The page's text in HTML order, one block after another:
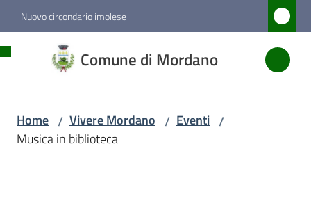
Vai al contenuto
Vai alla navigazione
Vai al footer
Nuovo circondario imolese
Comune di Mordano
di
Home / Vivere Mordano / Eventi /
Musica in biblioteca